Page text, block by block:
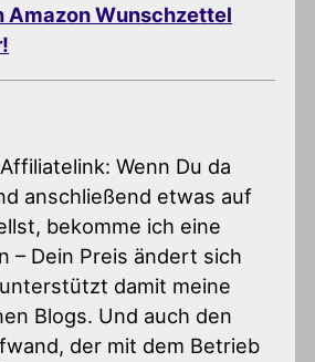
Amazon Wunschzettel
Wenn Du da
anschließend etwas auf
bekomme ich eine
– Dein Preis ändert sich
damit meine
Blogs. Und auch den
der mit dem Betrieb